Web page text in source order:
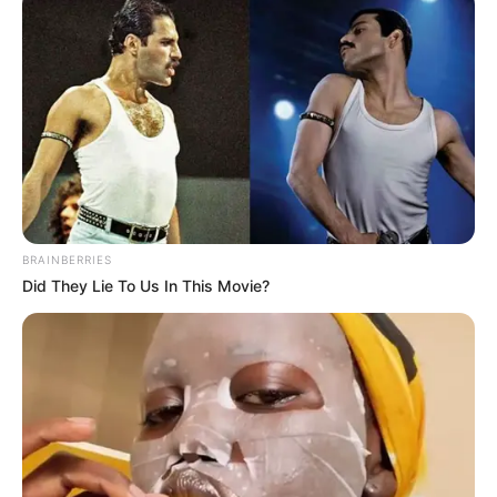
sebelumnya sukses dengan drama
Search: WWW(2019).
Daftar isi
DETAIL
Judul: Strangers From Hell / 타인은 지옥이다
Judul lain: Taineun Jiokida / Others Are Hell / Hell Is Other
People / Taineun Jiogida
Genre: Horror, Thriller, Misteri
Negara: Korea Selatan
Sutradara: Lee Chang Hee
Produser: Kim Woo Sang, Kwon Mi Kkyung
Penulis Naskah: Jung Yi Do
BRAINBERRIES
Did They Lie To Us In This Movie?